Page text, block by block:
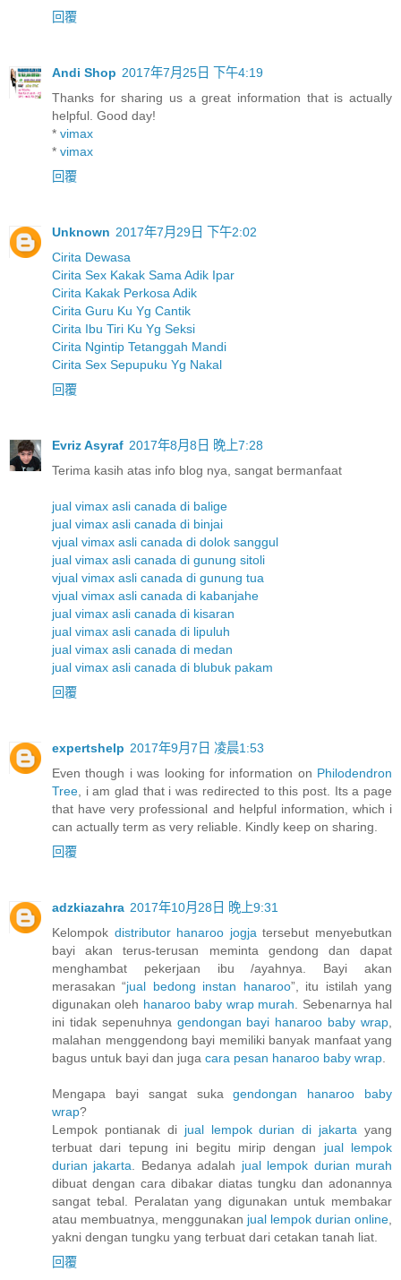
回覆
Andi Shop 2017年7月25日 下午4:19
Thanks for sharing us a great information that is actually
helpful. Good day!
* vimax
* vimax
回覆
Unknown 2017年7月29日 下午2:02
Cirita Dewasa
Cirita Sex Kakak Sama Adik Ipar
Cirita Kakak Perkosa Adik
Cirita Guru Ku Yg Cantik
Cirita Ibu Tiri Ku Yg Seksi
Cirita Ngintip Tetanggah Mandi
Cirita Sex Sepupuku Yg Nakal
回覆
Evriz Asyraf 2017年8月8日 晚上7:28
Terima kasih atas info blog nya, sangat bermanfaat
jual vimax asli canada di balige
jual vimax asli canada di binjai
vjual vimax asli canada di dolok sanggul
jual vimax asli canada di gunung sitoli
vjual vimax asli canada di gunung tua
vjual vimax asli canada di kabanjahe
jual vimax asli canada di kisaran
jual vimax asli canada di lipuluh
jual vimax asli canada di medan
jual vimax asli canada di blubuk pakam
回覆
expertshelp 2017年9月7日 凌晨1:53
Even though i was looking for information on Philodendron
Tree , i am glad that i was redirected to this post. Its a page
that have very professional and helpful information, which i
can actually term as very reliable. Kindly keep on sharing.
回覆
adzkiazahra 2017年10月28日 晚上9:31
Kelompok distributor hanaroo jogja tersebut menyebutkan
bayi akan terus-terusan meminta gendong dan dapat
menghambat pekerjaan ibu /ayahnya. Bayi akan
merasakan “jual bedong instan hanaroo”, itu istilah yang
digunakan oleh hanaroo baby wrap murah . Sebenarnya hal
ini tidak sepenuhnya gendongan bayi hanaroo baby wrap
malahan menggendong bayi memiliki banyak manfaat yang
bagus untuk bayi dan juga cara pesan hanaroo baby wrap
Mengapa bayi sangat sukagendongan hanaroo baby
wrap?
Lempok pontianak di jual lempok durian di jakarta yang
terbuat dari tepung ini begitu mirip dengan jual lempok
durian jakarta . Bedanya adalah jual lempok durian murah
dibuat dengan cara dibakar diatas tungku dan adonannya
sangat tebal. Peralatan yang digunakan untuk membakar
atau membuatnya, menggunakan jual lempok durian online
yakni dengan tungku yang terbuat dari cetakan tanah liat.
回覆